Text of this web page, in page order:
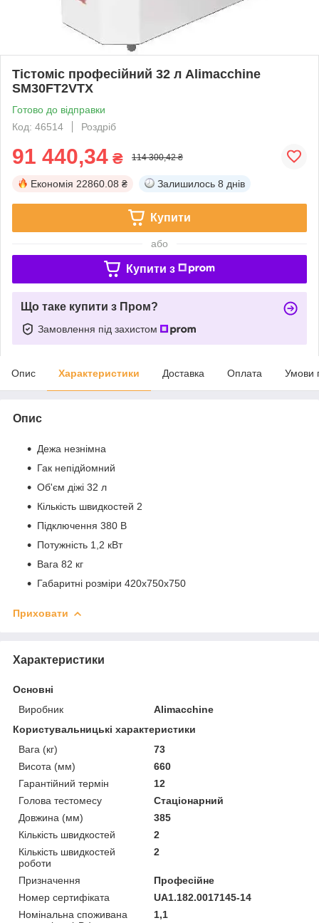
Тістоміс професійний 32 л Alimacchine
SM30FT2VTX
Готово до відправки
Код: 46514
Роздріб
91 440,34 ₴ 114 300,42 ₴
Економія 22860.08 ₴ Залишилось 8 днів
Купити
або
Купити з
Що таке купити з Пром?
Замовлення під захистом
Опис Характеристики Доставка Оплата Умови
Опис
Дежа незнімна
Гак непідйомний
Об'єм діжі 32 л
Кількість швидкостей 2
Підключення 380 В
Потужність 1,2 кВт
Вага 82 кг
Габаритні розміри 420х750х750
Приховати
Характеристики
Основні
Виробник
Alimacchine
Користувальницькі характеристики
Вага (кг)
73
Висота (мм)
660
Гарантійний термін
12
Голова тестомесу
Стаціонарний
Довжина (мм)
385
Кількість швидкостей
2
Кількість швидкостей
роботи
2
Призначення
Професійне
Номер сертифіката
UA1.182.0017145-14
Номінальна споживана
1,1